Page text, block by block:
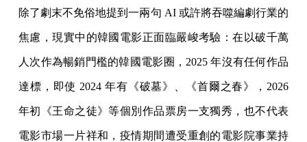
除了劇末不免俗地提到一兩句 AI 或許將吞噬編劇行業的
焦慮，現實中的韓國電影正面臨嚴峻考驗：在以破千萬
人次作為暢銷門檻的韓國電影圈，2025 年沒有任何作品
達標，即使 2024 年有《破墓》、《首爾之春》，2026
年初《王命之徒》等個別作品票房一支獨秀，也不代表
電影市場一片祥和，疫情期間遭受重創的電影院事業持